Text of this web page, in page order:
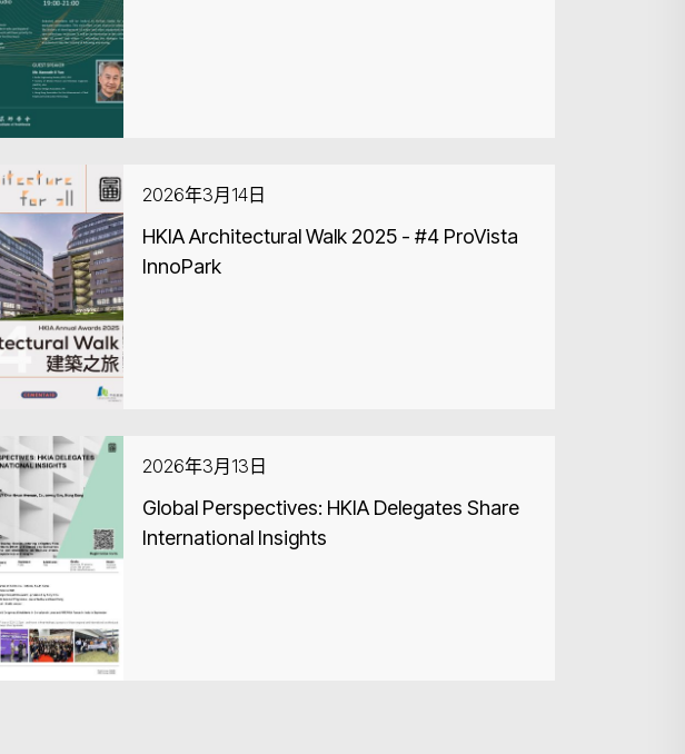
2026年3月14日
HKIA Architectural Walk 2025 - #4 ProVista
InnoPark
2026年3月13日
Global Perspectives: HKIA Delegates Share
International Insights